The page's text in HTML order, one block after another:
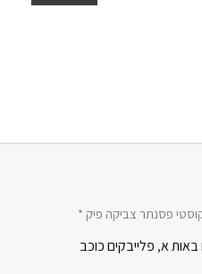
פסנתר צביקה פיק *
באות א, פלייבקים כוכב